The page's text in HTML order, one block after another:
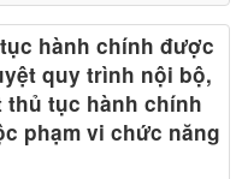
hành chính được
quy trình nội bộ,
tục hành chính
phạm vi chức năng